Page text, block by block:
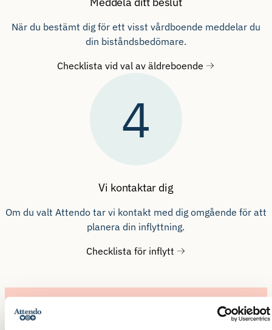
När du bestämt dig för ett visst vårdboende meddelar du
din biståndsbedömare.
Checklista vid val av äldreboende
4
Vi kontaktar dig
Om du valt Attendo tar vi kontakt med dig omgående för att
planera din inflyttning.
Checklista för inflytt